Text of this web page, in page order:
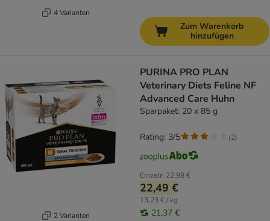
4 Varianten
Zum Warenkorb
hinzufügen
2 Varianten
PURINA PRO PLAN
Veterinary Diets Feline NF
Advanced Care Huhn
Sparpaket: 20 x 85 g
Einzeln 22,98 €
22,49 €
13,23 € / kg
21,37 €
Rating: 3/5 (2)